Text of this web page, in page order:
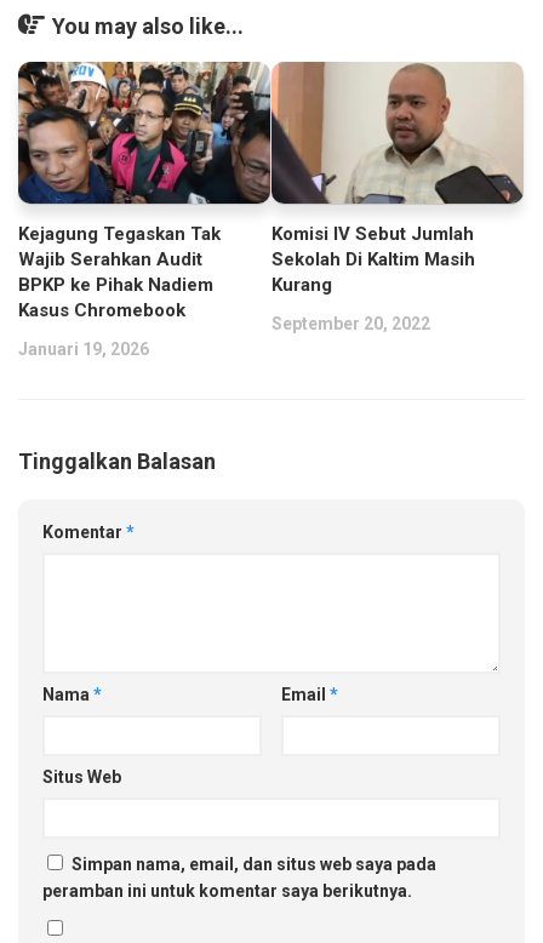
You may also like...
Kejagung Tegaskan Tak
Wajib Serahkan Audit
BPKP ke Pihak Nadiem
Kasus Chromebook
Januari 19, 2026
Komisi IV Sebut Jumlah
Sekolah Di Kaltim Masih
Kurang
September 20, 2022
Tinggalkan Balasan
Komentar *
Nama * Email *
Situs Web
Simpan nama, email, dan situs web saya pada
peramban ini untuk komentar saya berikutnya.